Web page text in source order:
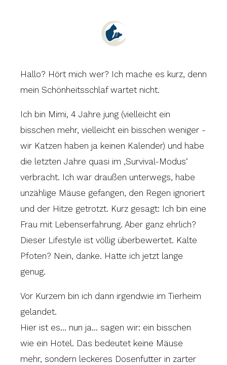
Hallo? Hört mich wer? Ich mache es kurz, denn
mein Schönheitsschlaf wartet nicht.
Ich bin Mimi, 4 Jahre jung (vielleicht ein
bisschen mehr, vielleicht ein bisschen weniger -
wir Katzen haben ja keinen Kalender) und habe
die letzten Jahre quasi im ‚Survival-Modus‘
verbracht. Ich war draußen unterwegs, habe
unzählige Mäuse gefangen, den Regen ignoriert
und der Hitze getrotzt. Kurz gesagt: Ich bin eine
Frau mit Lebenserfahrung. Aber ganz ehrlich?
Dieser Lifestyle ist völlig überbewertet. Kalte
Pfoten? Nein, danke. Hatte ich jetzt lange
genug.
Vor Kurzem bin ich dann irgendwie im Tierheim
gelandet.
Hier ist es... nun ja... sagen wir: ein bisschen
wie ein Hotel. Das bedeutet keine Mäuse
mehr, sondern leckeres Dosenfutter in zarter